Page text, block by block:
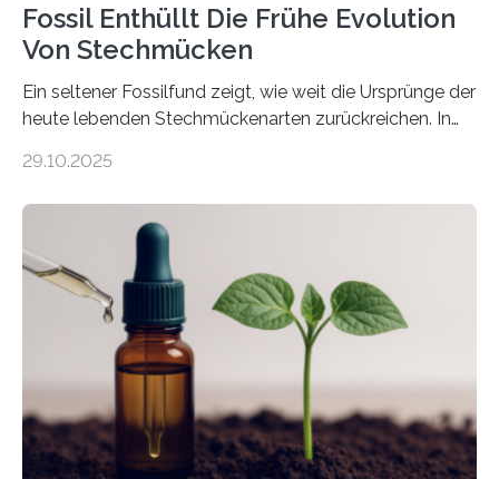
Fossil Enthüllt Die Frühe Evolution
Von Stechmücken
Ein seltener Fossilfund zeigt, wie weit die Ursprünge der
heute lebenden Stechmückenarten zurückreichen. In
Forschende die bisher älteste bekannte Stechmücken-
Region Kachin in Myanmar und hat sich in
ausgezeichnetem Zustand erhalten. Es konnte als neue
Art einer neuen Gattung beschrieben werden und trägt
nun den Namen Cretosabethes primaevus. Dieser erste
fossile Nachweis einer Stechmückenlarve in Bernstein
stellt gleichzeitig den ersten Fossilfund einer
Mückenlarve aus dem Mesozoikum dar, denn…
29.10.2025